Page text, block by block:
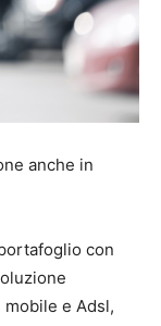
anche in
con
e Adsl,